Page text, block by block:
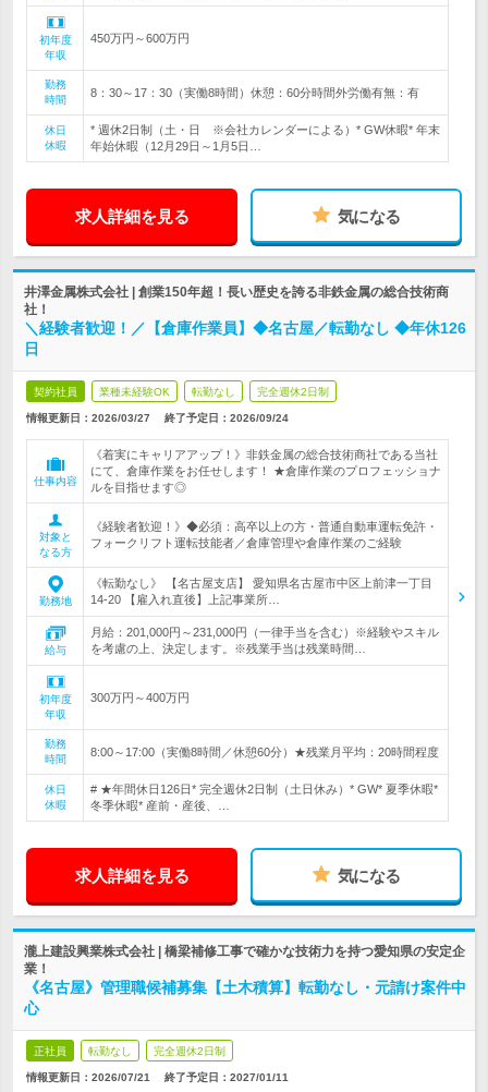
初年度
年収
450万円～600万円
勤務
時間
8：30～17：30（実働8時間）休憩：60分時間外労働有無：有
休日
休暇
* 週休2日制（土・日 ※会社カレンダーによる）* GW休暇* 年末
年始休暇（12月29日～1月5日…
求人詳細を見る 気になる
井澤金属株式会社 | 創業150年超！長い歴史を誇る非鉄金属の総合技術商
社！
＼経験者歓迎！／【倉庫作業員】◆名古屋／転勤なし ◆年休126
日
契約社員 業種未経験OK 転勤なし 完全週休2日制
情報更新日：2026/03/27 終了予定日： 2026/09/24
仕事内容
《着実にキャリアアップ！》非鉄金属の総合技術商社である当社
にて、倉庫作業をお任せします！ ★倉庫作業のプロフェッショナ
ルを目指せます◎
対象と
なる方
《経験者歓迎！》◆必須：高卒以上の方・普通自動車運転免許・
フォークリフト運転技能者／倉庫管理や倉庫作業のご経験
勤務地
《転勤なし》 【名古屋支店】 愛知県名古屋市中区上前津一丁目
14-20 【雇入れ直後】上記事業所…
給与
月給：201,000円～231,000円（一律手当を含む）※経験やスキル
を考慮の上、決定します。※残業手当は残業時間…
初年度
年収
300万円～400万円
勤務
時間
8:00～17:00（実働8時間／休憩60分）★残業月平均：20時間程度
休日
休暇
# ★年間休日126日* 完全週休2日制（土日休み）* GW* 夏季休暇*
冬季休暇* 産前・産後、…
求人詳細を見る 気になる
瀧上建設興業株式会社 | 橋梁補修工事で確かな技術力を持つ愛知県の安定企
業！
《名古屋》管理職候補募集【土木積算】転勤なし・元請け案件中
心
正社員 転勤なし 完全週休2日制
情報更新日：2026/07/21 終了予定日： 2027/01/11